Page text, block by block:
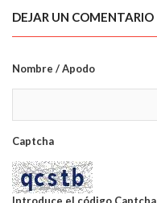
DEJAR UN COMENTARIO
Nombre / Apodo
Captcha